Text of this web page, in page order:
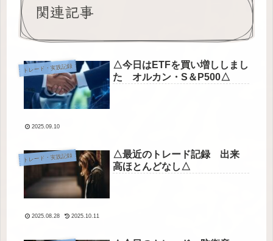
関連記事
トレード・実践記録
△今日はETFを買い増ししまし
た オルカン・S＆P500△
2025.09.10
トレード・実践記録
△最近のトレード記録 出来
高ほとんどなし△
2025.08.28 2025.10.11